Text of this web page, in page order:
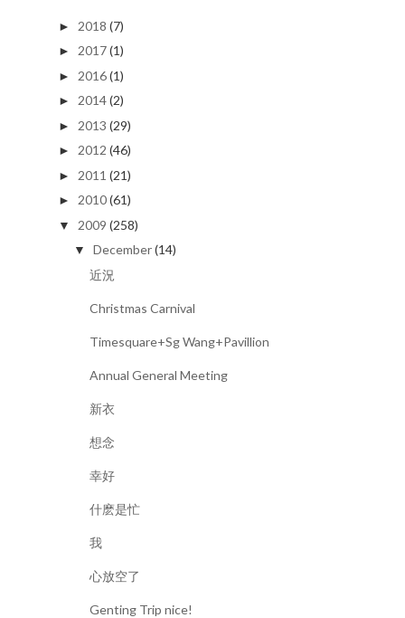
► 2018 (7)
► 2017(1)
► 2016(1)
► 2014(2)
► 2013 (29)
► 2012 (46)
► 2011 (21)
► 2010(61)
▼ 2009 (258)
▼ December(14)
近況
Christmas Carnival
Timesquare+Sg Wang+Pavillion
Annual General Meeting
新衣
想念
幸好
什麽是忙
我
心放空了
Genting Trip nice!